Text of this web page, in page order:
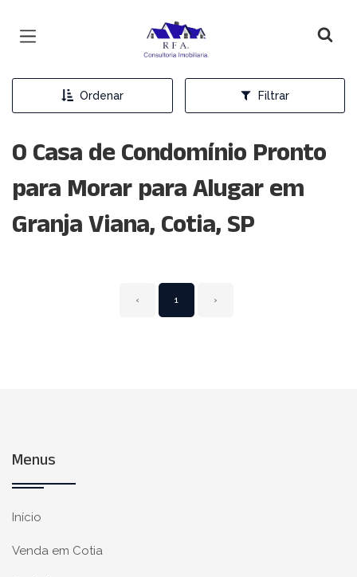
Página inicial
Ordenar Filtrar
0 Casa de Condomínio Pronto
para Morar para Alugar em
Granja Viana, Cotia, SP
‹ 1 ›
Menus
Início
Venda em Cotia